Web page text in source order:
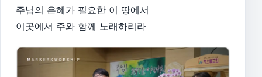
주님의 은혜가 필요한 이 땅에서
이곳에서 주와 함께 노래하리라